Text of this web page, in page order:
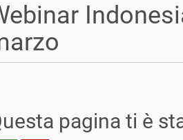
pagina ti è